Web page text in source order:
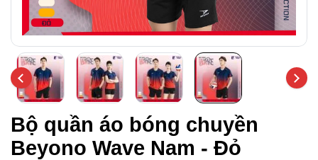
Bộ quần áo bóng chuyền
Beyono Wave Nam - Đỏ